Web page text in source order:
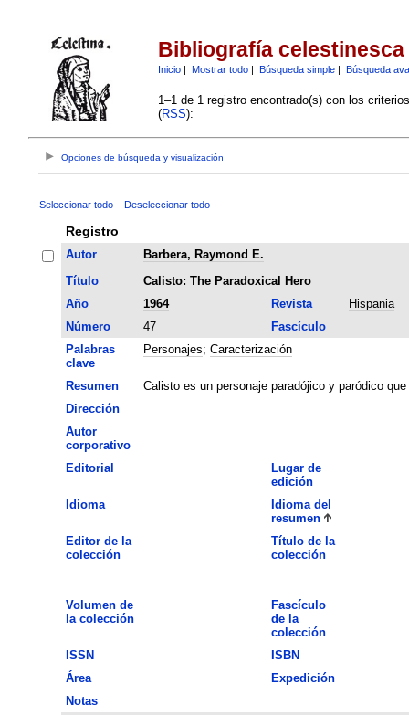
Bibliografía celestinesca
Inicio| Mostrar todo| Búsqueda simple| Búsqueda
1–1 de 1 registro encontrado(s) con los
(RSS):
Opciones de búsqueda y visualización
Seleccionar todo Deseleccionar todo
Registro
Autor
Barbera, Raymond E.
Título
Calisto: The Paradoxical Hero
Año
1964 Revista
Hispania
Número
47
Fascículo
Palabras
clave
Personajes; Caracterización
Resumen
Calisto es un personaje paradójico y paródico
Dirección
Autor
corporativo
Editorial
Lugar de
edición
Idioma
Idioma del
resumen
Editor de la
colección
Título de la
colección
Volumen de
la colección
Fascículo
de la
colección
ISSN
ISBN
Área
Expedición
Notas